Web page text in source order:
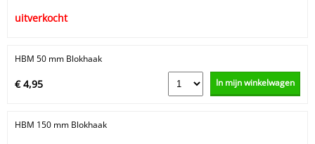
uitverkocht
HBM 50 mm Blokhaak
€ 4,95 In mijn winkelwagen
HBM 150 mm Blokhaak